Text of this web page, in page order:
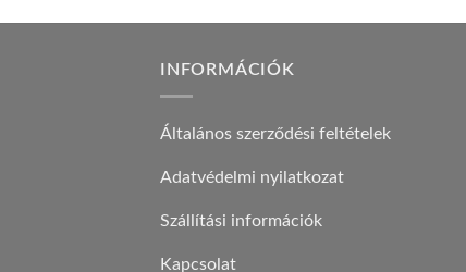
INFORMÁCIÓK
Általános szerződési feltételek
Adatvédelmi nyilatkozat
Szállítási információk
Kapcsolat